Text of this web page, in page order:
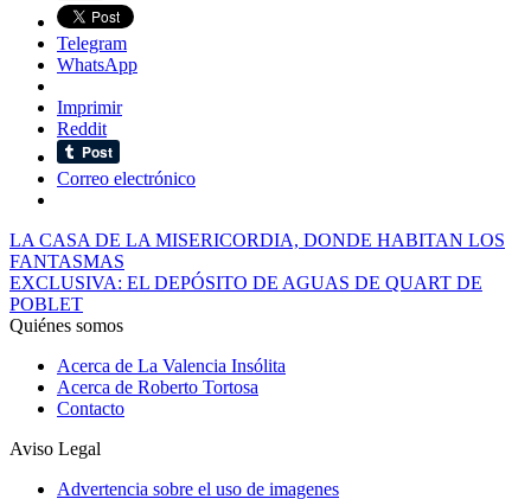
Telegram
WhatsApp
Imprimir
Reddit
Correo electrónico
LA CASA DE LA MISERICORDIA, DONDE HABITAN LOS
FANTASMAS
EXCLUSIVA: EL DEPÓSITO DE AGUAS DE QUART DE
POBLET
Quiénes somos
Acerca de La Valencia Insólita
Acerca de Roberto Tortosa
Contacto
Aviso Legal
Advertencia sobre el uso de imagenes